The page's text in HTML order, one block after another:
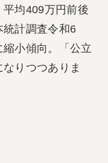
均409万円前後
統計調査令和6
小傾向。「公立
りつつありま